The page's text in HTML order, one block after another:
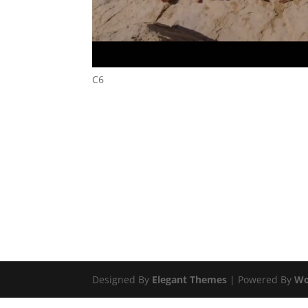
C6
Designed By Elegant Themes | Powered By